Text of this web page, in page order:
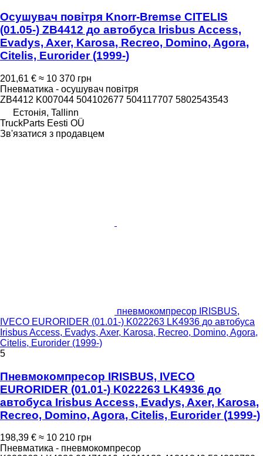
Осушувач повітря Knorr-Bremse CITELIS
(01.05-) ZB4412 до автобуса Irisbus Access,
Evadys, Axer, Karosa, Recreo, Domino, Agora,
Citelis, Eurorider (1999-)
201,61 € ≈ 10 370 грн
Пневматика - осушувач повітря
ZB4412 K007044 504102677 504117707 5802543543
Естонія, Tallinn
TruckParts Eesti OÜ
Зв'язатися з продавцем
пневмокомпресор IRISBUS,
IVECO EURORIDER (01.01-) K022263 LK4936 до автобуса
Irisbus Access, Evadys, Axer, Karosa, Recreo, Domino, Agora,
Citelis, Eurorider (1999-)
5
Пневмокомпресор IRISBUS, IVECO
EURORIDER (01.01-) K022263 LK4936 до
автобуса Irisbus Access, Evadys, Axer, Karosa,
Recreo, Domino, Agora, Citelis, Eurorider (1999-)
198,39 € ≈ 10 210 грн
Пневматика - пневмокомпресор